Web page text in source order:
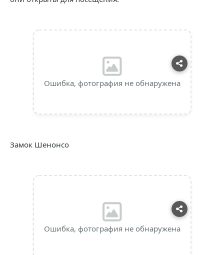
Ошибка, фотография не обнаружена
Замок Шенонсо
Ошибка, фотография не обнаружена